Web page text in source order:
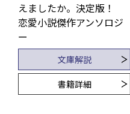
えましたか。決定版！
恋愛小説傑作アンソロジ
ー
文庫解説
書籍詳細